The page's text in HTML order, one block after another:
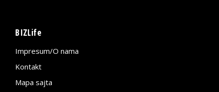
BIZLife
Impresum/O nama
Kontakt
Mapa sajta